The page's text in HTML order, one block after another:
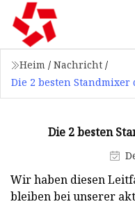
Heim / Nachricht /
Die 2 besten Standmixer
Die 2 besten
Wir haben diesen
bleiben bei unserer